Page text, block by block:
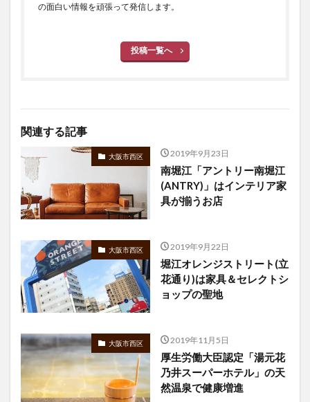
の面白い情報を頑張って発信します。
投稿一覧へ
関連する記事
大阪市西区 2019年9月23日
南堀江「アントリー南堀江
(ANTRY)」はインテリア家
具が揃うお店
大阪市西区 2019年9月22日
堀江オレンジストリート(立
花通り)は家具＆セレクトシ
ョップの聖地
大阪市西区 2019年11月5日
厚生労働大臣認定「湯元花
乃井スーパーホテル」の天
然温泉で健康増進